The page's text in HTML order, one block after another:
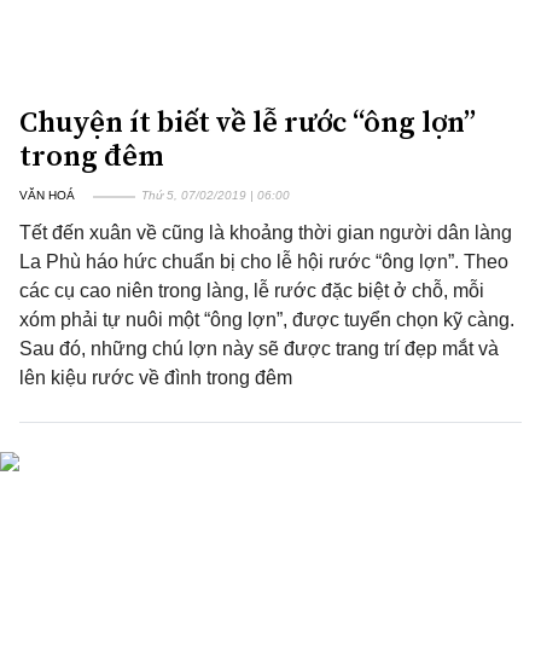
Chuyện ít biết về lễ rước “ông lợn”
trong đêm
VĂN HOÁ Thứ 5, 07/02/2019 | 06:00
Tết đến xuân về cũng là khoảng thời gian người dân làng
La Phù háo hức chuẩn bị cho lễ hội rước “ông lợn”. Theo
các cụ cao niên trong làng, lễ rước đặc biệt ở chỗ, mỗi
xóm phải tự nuôi một “ông lợn”, được tuyển chọn kỹ càng.
Sau đó, những chú lợn này sẽ được trang trí đẹp mắt và
lên kiệu rước về đình trong đêm